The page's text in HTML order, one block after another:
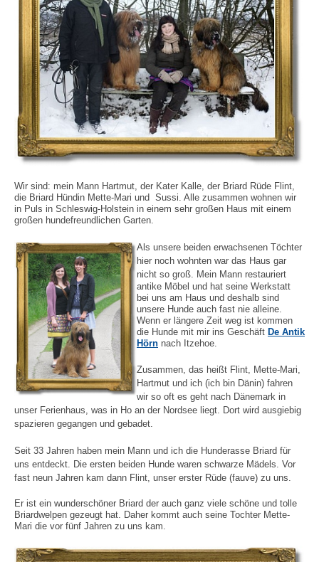
Wir sind: mein Mann Hartmut, der Kater Kalle, der Briard Rüde Flint,
die Briard Hündin Mette-Mari und Sussi. Alle zusammen wohnen wir
in Puls in Schleswig-Holstein in einem sehr großen Haus mit einem
großen hundefreundlichen Garten.
Als unsere beiden erwachsenen Töchter
hier noch wohnten war das Haus gar
nicht so groß. Mein Mann restauriert
antike Möbel und hat seine Werkstatt
bei uns am Haus und deshalb sind
unsere Hunde auch fast nie alleine.
Wenn er längere Zeit weg ist kommen
die Hunde mit mir ins Geschäft De Antik
Hörn nach Itzehoe.
Zusammen, das heißt Flint, Mette-Mari,
Hartmut und ich (ich bin Dänin) fahren
wir so oft es geht nach Dänemark in
unser Ferienhaus, was in Ho an der Nordsee liegt. Dort wird ausgiebig
spazieren gegangen und gebadet.
Seit 33 Jahren haben mein Mann und ich die Hunderasse Briard für
uns entdeckt. Die ersten beiden Hunde waren schwarze Mädels. Vor
fast neun Jahren kam dann Flint, unser erster Rüde (fauve) zu uns.
Er ist ein wunderschöner Briard der auch ganz viele schöne und tolle
Briardwelpen gezeugt hat. Daher kommt auch seine Tochter Mette-
Mari die vor fünf Jahren zu uns kam.